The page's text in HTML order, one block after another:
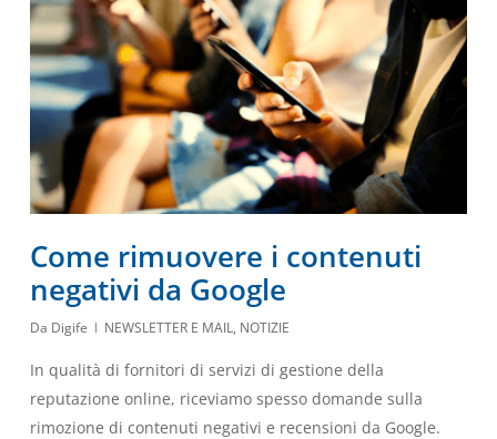
Come rimuovere i contenuti
negativi da Google
Da Digife NEWSLETTER E MAIL, NOTIZIE
In qualità di fornitori di servizi di gestione della
reputazione online, riceviamo spesso domande sulla
rimozione di contenuti negativi e recensioni da Google.